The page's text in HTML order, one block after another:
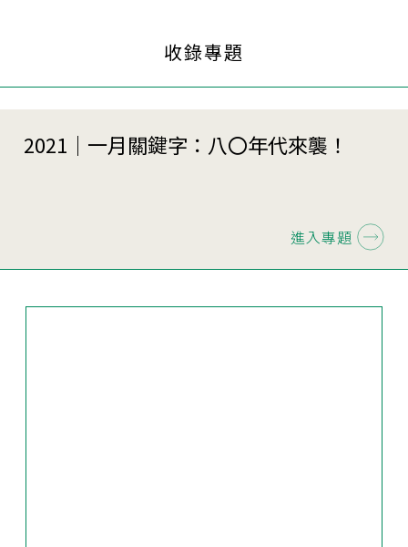
收錄專題
2021｜一月關鍵字：八〇年代來襲！
進入專題